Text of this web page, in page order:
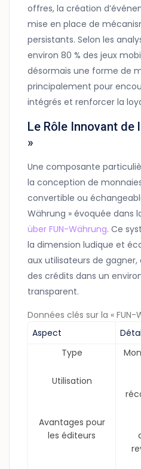
offres, la création
mise en place de
persistants. Selon les
environ 80 % des jeux
désormais une forme de
principalement pour
intégrés et renforcer la
Le Rôle Innovant de
»
Une composante
la conception de
convertible ou
Währung » évoquée dans
über FUN-Währung. Ce
la dimension ludique et
aux utilisateurs de
des crédits dans un
transparent.
Données clés sur la « FUN-
Aspect
Type
Utilisation
Avantages pour
les éditeurs